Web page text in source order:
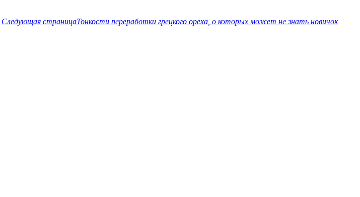
Следующая страницаТонкости переработки грецкого ореха, о которых может не знать новичок